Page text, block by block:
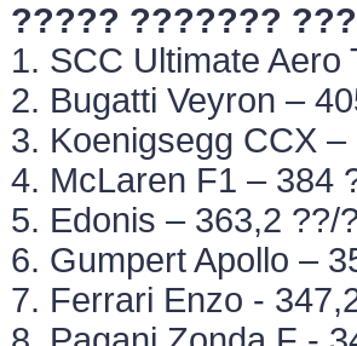
????? ???????
1. SCC Ultimate Aero
2. Bugatti Veyron –
3. Koenigsegg CCX
4. McLaren F1 – 384
5. Edonis – 363,2 ??/
6. Gumpert Apollo –
7. Ferrari Enzo -